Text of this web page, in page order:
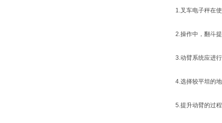
1.叉车电子秤在使
2.操作中，翻斗提
3.动臂系统应进行
4.选择较平坦的地
5.提升动臂的过程